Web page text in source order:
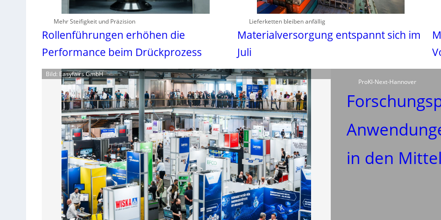
Mehr Steifigkeit und Präzision
Rollenführungen erhöhen die
Performance beim Drückprozess
Lieferketten bleiben anfällig
Materialversorgung entspannt sich im
Juli
Bild: Easyfairs GmbH
ProKI-Next-Hannover
in den